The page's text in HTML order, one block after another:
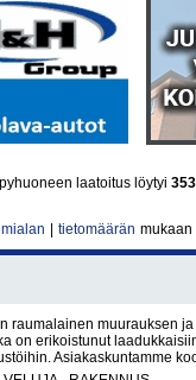
laatoitus löytyi 353
tietomäärän mukaan
raumalainen muurauksen
on erikoistunut
Asiakaskuntamme